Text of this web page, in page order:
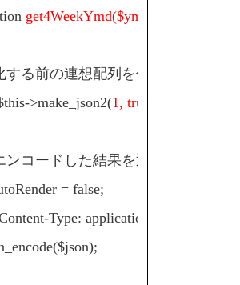
get4WeekYmd($ymd)
る前の連想配列を作成
>make_json2(1, true, $ymd
コードした結果を返す
= false;
Type: application/json");